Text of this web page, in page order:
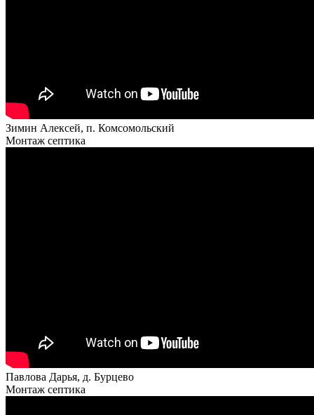
Зимин Алексей, п. Комсомольский
Монтаж септика
Павлова Дарья, д. Бурцево
Монтаж септика